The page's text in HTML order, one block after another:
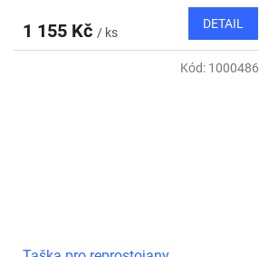
1 155 Kč / ks
DETAIL
Kód: 1000486